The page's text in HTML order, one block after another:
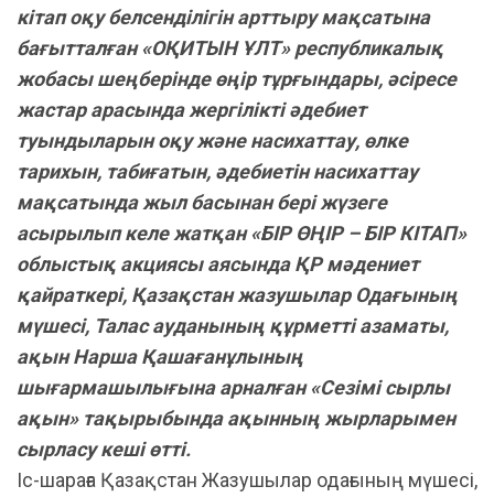
кітап оқу белсенділігін арттыру мақсатына
бағытталған «ОҚИТЫН ҰЛТ» республикалық
жобасы шеңберінде өңір тұрғындары, әсіресе
жастар арасында жергілікті әдебиет
туындыларын оқу және насихаттау, өлке
тарихын, табиғатын, әдебиетін насихаттау
мақсатында жыл басынан бері жүзеге
асырылып келе жатқан «БІР ӨҢІР – БІР КІТАП»
облыстық акциясы аясында ҚР мәдениет
қайраткері, Қазақстан жазушылар Одағының
мүшесі, Талас ауданының құрметті азаматы,
ақын Нарша Қашағанұлының
шығармашылығына арналған «Сезімі сырлы
ақын» тақырыбында ақынның жырларымен
сырласу кеші өтті.
Іс-шараға Қазақстан Жазушылар одағының мүшесі,